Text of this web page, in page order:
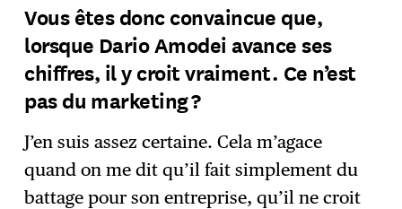
Vous êtes donc convaincue que,
lorsque Dario Amodei avance ses
chiffres, il y croit vraiment. Ce n’est
pas du marketing ?
J’en suis assez certaine. Cela m’agace
quand on me dit qu’il fait simplement du
battage pour son entreprise, qu’il ne croit